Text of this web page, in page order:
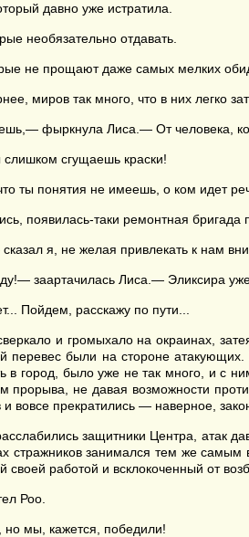
давно уже истратила.
необязательно отдавать.
не прощают даже самых мелких
миров так много, что в них легко
фыркнула Лиса.— От человека,
сгущаешь краски!
ты понятия не имеешь, о ком идет
появилась-таки ремонтная
я, не желая привлекать к нам
заартачилась Лиса.— Эликсира уже
Пойдем, расскажу по пути...
и громыхало на окраинах,
перевес были на стороне
в город, было уже не так много, и с
прорыва, не давая возможности
и вовсе прекратились — наверное,
защитники Центра, атак
стражников занимался тем же
своей работой и всклокоченный от
Роо.
мы, кажется, победили!